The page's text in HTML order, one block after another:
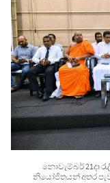
නොවැම්බර් 21දා
නියෝජිතයන් අතර